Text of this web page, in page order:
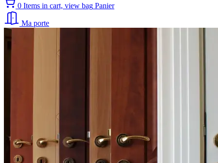
0 Items in cart, view bag Panier
Ma porte